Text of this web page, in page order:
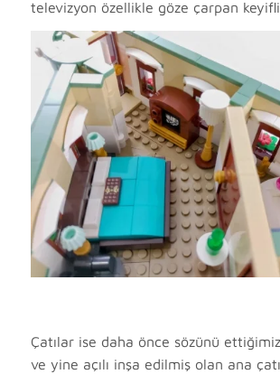
televizyon özellikle göze çarpan
Çatılar ise daha önce sözünü
ve yine açılı inşa edilmiş olan ana